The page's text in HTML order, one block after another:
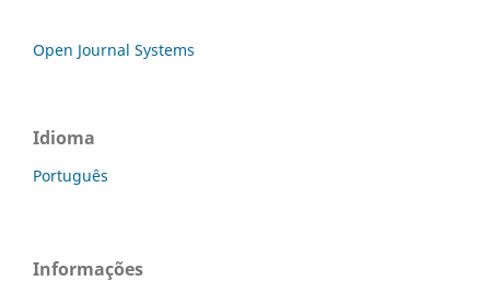
Open Journal Systems
Idioma
Português
Informações